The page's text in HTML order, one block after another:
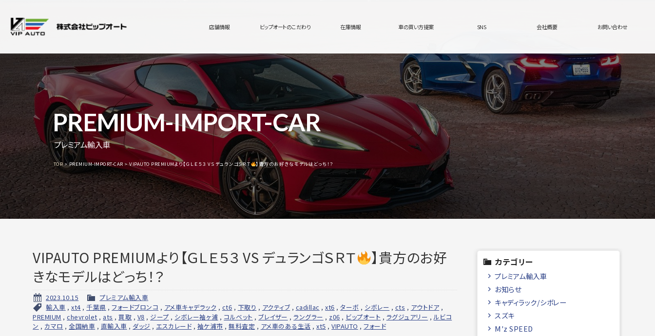
店舗情報 ビップオートのこだわり 在庫情報 車の買い方提案 SNS 会社概要 お問い合わせ
PREMIUM-IMPORT-CAR
プレミアム輸入車
TOP PREMIUM-IMPORT-CAR VIPAUTO PREMIUMより【ＧＬＥ５３ VS デュランゴＳＲＴ 】貴方のお好きなモデルはどっち！？
VIPAUTO PREMIUMより【ＧＬＥ５３ VS デュランゴＳＲＴ
】貴方のお好
きなモデルはどっち！？
2023.10.15
プレミアム輸入車
輸入車 ,xt4 ,千葉県 ,フォードブロンコ , アメ車キャデラック , ct6 , 下取り , アクティブ, cadillac ,xt6 ,ターボ , シボレー , cts , アウトドア ,
PREMIUM ,chevrolet , ats , 買取 , V8 , ジープ , シボレー袖ヶ浦 , コルベット ,ブレイザー ,ラングラー , z06 , ビップオート , ラグジュアリー , ルビコ
ン , カマロ ,全国納車 , 直輸入車 , ダッジ , エスカレード , 袖ケ浦市 ,無料査定 , アメ車のある生活 ,xt5 ,VIPAUTO ,フォード
カテゴリー
プレミアム輸入車
お知らせ
キャディラック/シボレー
スズキ
M'z SPEED